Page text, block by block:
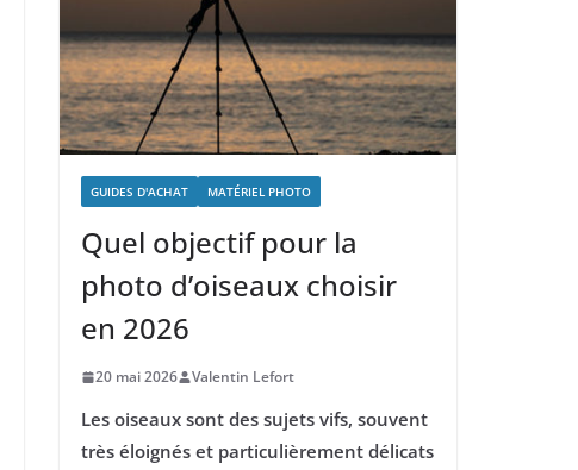
GUIDES D'ACHAT MATÉRIEL PHOTO
Quel objectif pour la
photo d’oiseaux choisir
en 2026
20 mai 2026 Valentin Lefort
Les oiseaux sont des sujets vifs, souvent
très éloignés et particulièrement délicats